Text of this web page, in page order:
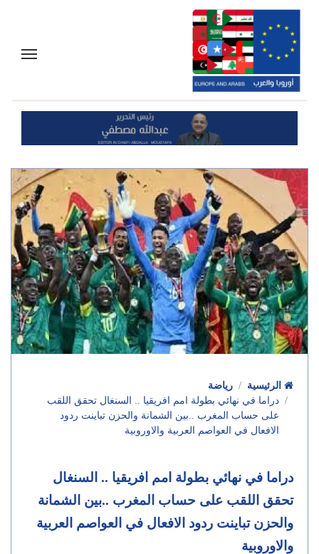
رياضة
دراما في نهائي بطولة امم افريقيا .. السنغال تحقق اللقب
على حساب المغرب ..بين الشمانة والحزن تباينت ردود
الافعال في العواصم العربية والاوروبية
دراما في نهائي بطولة امم افريقيا .. السنغال
تحقق اللقب على حساب المغرب ..بين الشمانة
والحزن تباينت ردود الافعال في العواصم العربية
والاوروبية